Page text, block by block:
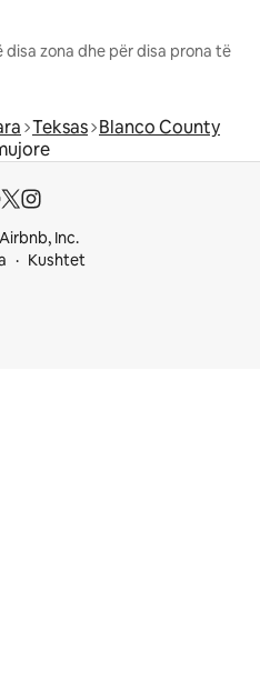
zona dhe për disa prona të
Teksas Blanco County
Inc.
Kushtet